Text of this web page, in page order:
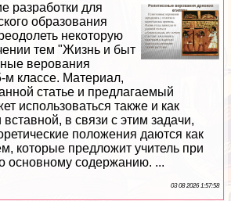
разработки для
образования
некоторую
тем "Жизнь и быт
верования
м классе. Материал,
статье и предлагаемый
использоваться также и как
в связи с этим задачи,
положения даются как
которые предложит учитель при
основному содержанию. ...
03 08 2026 1:57:58